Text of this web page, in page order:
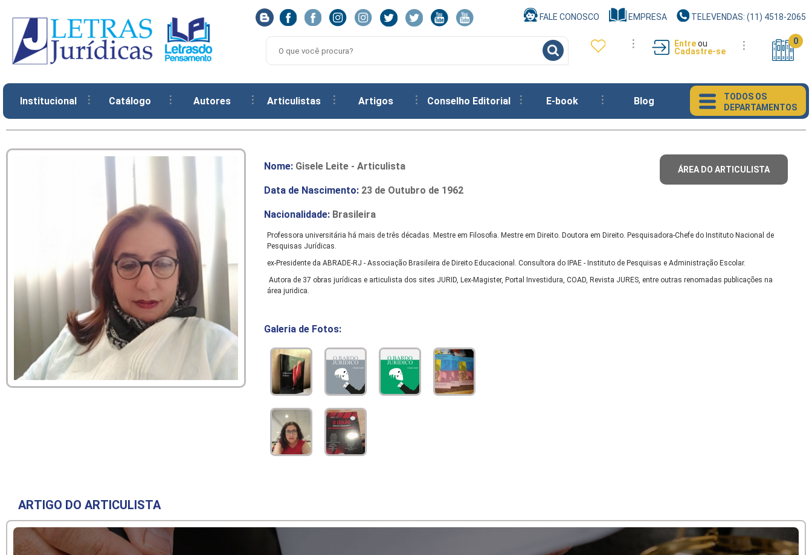
FALE CONOSCO EMPRESA TELEVENDAS: (11) 4518-2065
Entreou
Cadastre-se
0
Institucional Catálogo Autores Articulistas Artigos Conselho Editorial E-book Blog
TODOS OS
DEPARTAMENTOS
ÁREA DO ARTICULISTA
Nome: Gisele Leite - Articulista
Data de Nascimento: 23 de Outubro de 1962
Nacionalidade: Brasileira
Professora universitária há mais de três décadas. Mestre em Filosofia. Mestre em Direito. Doutora em Direito. Pesquisadora-Chefe do Instituto Nacional de
Pesquisas Jurídicas.
ex-Presidente da ABRADE-RJ - Associação Brasileira de Direito Educacional. Consultora do IPAE - Instituto de Pesquisas e Administração Escolar.
Autora de 37 obras jurídicas e articulista dos sites JURID, Lex-Magister, Portal Investidura, COAD, Revista JURES, entre outras renomadas publicações na
área juridica.
Galeria de Fotos:
ARTIGO DO ARTICULISTA